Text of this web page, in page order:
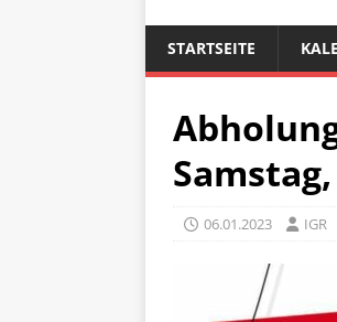
STARTSEITE
06.01.2023 IGR